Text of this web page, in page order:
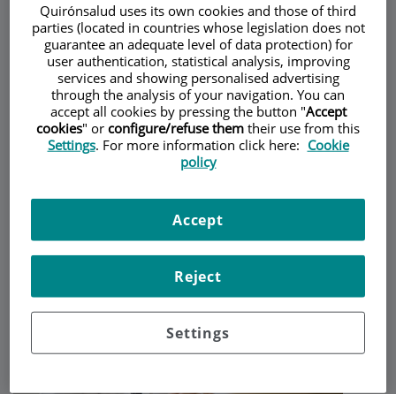
Quirónsalud uses its own cookies and those of third
parties (located in countries whose legislation does not
guarantee an adequate level of data protection) for
user authentication, statistical analysis, improving
services and showing personalised advertising
through the analysis of your navigation. You can
accept all cookies by pressing the button "Accept
cookies" or configure/refuse them their use from this
Settings. For more information click here: Cookie
policy
Settings
Reject
Accept